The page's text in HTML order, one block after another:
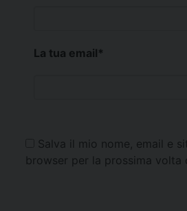
La tua email*
Salva il mio nome, email e
browser per la prossima volta